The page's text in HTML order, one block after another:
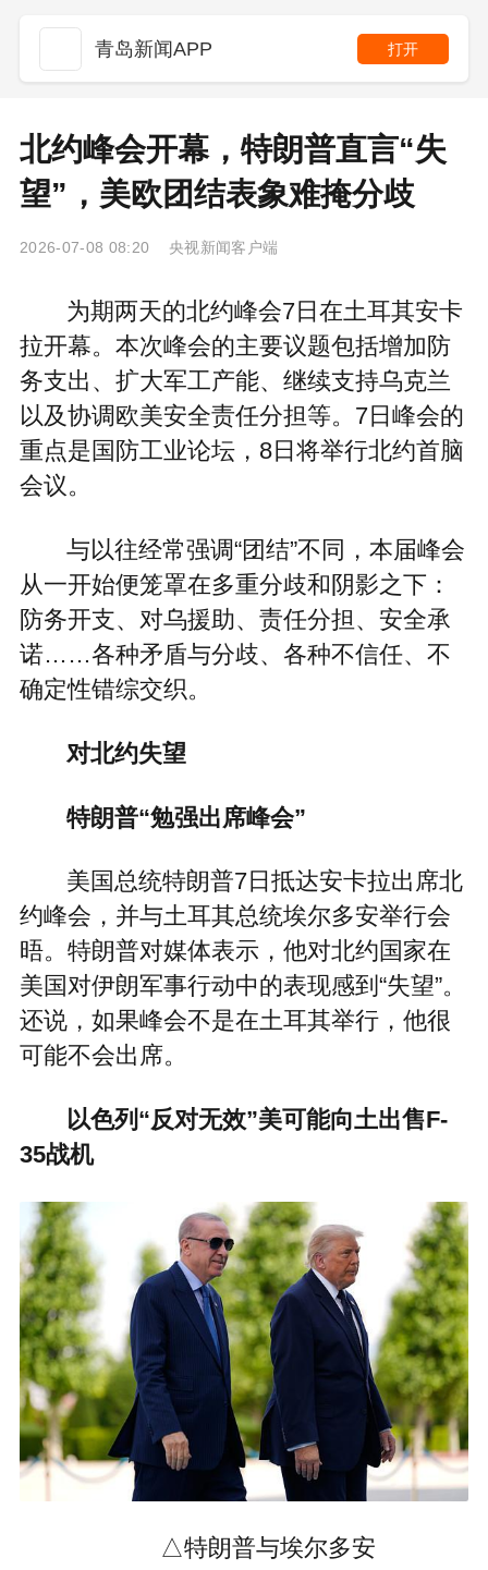
青岛新闻APP 打开
北约峰会开幕，特朗普直言“失
望”，美欧团结表象难掩分歧
2026-07-08 08:20 央视新闻客户端
为期两天的北约峰会7日在土耳其安卡
拉开幕。本次峰会的主要议题包括增加防
务支出、扩大军工产能、继续支持乌克兰
以及协调欧美安全责任分担等。7日峰会的
重点是国防工业论坛，8日将举行北约首脑
会议。
与以往经常强调“团结”不同，本届峰会
从一开始便笼罩在多重分歧和阴影之下：
防务开支、对乌援助、责任分担、安全承
诺……各种矛盾与分歧、各种不信任、不
确定性错综交织。
对北约失望
特朗普“勉强出席峰会”
美国总统特朗普7日抵达安卡拉出席北
约峰会，并与土耳其总统埃尔多安举行会
晤。特朗普对媒体表示，他对北约国家在
美国对伊朗军事行动中的表现感到“失望”。
还说，如果峰会不是在土耳其举行，他很
可能不会出席。
以色列“反对无效”美可能向土出售F-
35战机
△特朗普与埃尔多安